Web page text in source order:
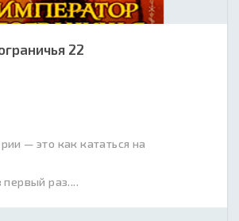
22
— это как кататься на
первый раз....